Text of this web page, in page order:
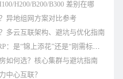
H200/B200/B300 差别在哪
异地组网方案对比参考
多云互联架构、避坑与优化指南
办公室专线直连AWS云端ERP：是“锦上添花”还是“刚需标配”？
如何选？核心集群与避坑指南
中心互联？